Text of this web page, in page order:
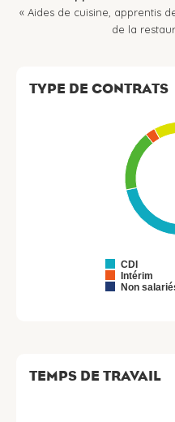
« Aides de cuisine, apprentis
de la
TYPE DE CONTRATS
CDI
Intérim
Non
TEMPS DE TRAVAIL